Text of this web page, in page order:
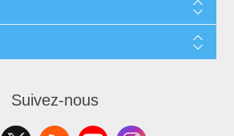
Suivez-nous